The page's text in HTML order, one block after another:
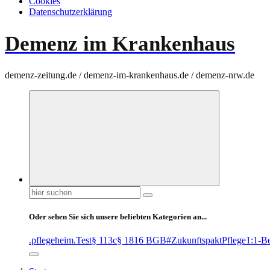
Datenschutzerklärung
Demenz im Krankenhaus
demenz-zeitung.de / demenz-im-krankenhaus.de / demenz-nrw.de
Suchen
nach:
Oder sehen Sie sich unsere beliebten Kategorien an...
.pflegeheim.Test§ 113c§ 1816 BGB#ZukunftspaktPflege1:1-